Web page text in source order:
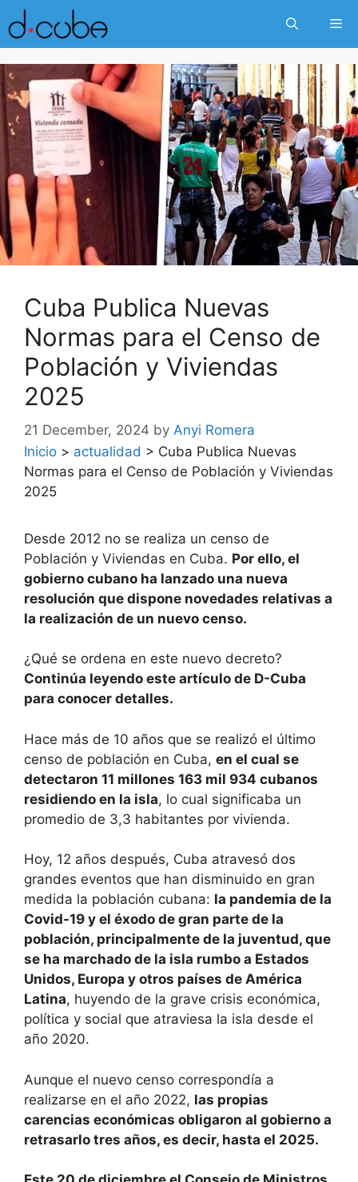
Skip
to
content
Cuba Publica Nuevas
Normas para el Censo de
Población y Viviendas
2025
21 December, 2024 by Anyi Romera
Inicio > actualidad > Cuba Publica Nuevas
Normas para el Censo de Población y Viviendas
2025
Desde 2012 no se realiza un censo de
Población y Viviendas en Cuba. Por ello, el
gobierno cubano ha lanzado una nueva
resolución que dispone novedades relativas a
la realización de un nuevo censo.
¿Qué se ordena en este nuevo decreto?
Continúa leyendo este artículo de D-Cuba
para conocer detalles.
Hace más de 10 años que se realizó el último
censo de población en Cuba, en el cual se
detectaron 11 millones 163 mil 934 cubanos
residiendo en la isla, lo cual significaba un
promedio de 3,3 habitantes por vivienda.
Hoy, 12 años después, Cuba atravesó dos
grandes eventos que han disminuido en gran
medida la población cubana: la pandemia de la
Covid-19 y el éxodo de gran parte de la
población, principalmente de la juventud, que
se ha marchado de la isla rumbo a Estados
Unidos, Europa y otros países de América
Latina, huyendo de la grave crisis económica,
política y social que atraviesa la isla desde el
año 2020.
Aunque el nuevo censo correspondía a
realizarse en el año 2022, las propias
carencias económicas obligaron al gobierno a
retrasarlo tres años, es decir, hasta el 2025.